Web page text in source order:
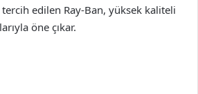
edilen Ray-Ban, yüksek kaliteli
öne çıkar.